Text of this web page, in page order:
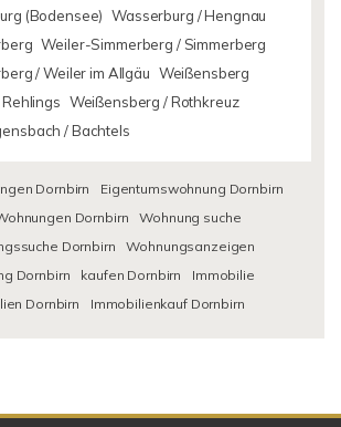
(Bodensee) Wasserburg / Hengnau
Weiler-Simmerberg / Simmerberg
/ Weiler im Allgäu Weißensberg
Weißensberg / Rothkreuz
/ Bachtels
Dornbirn
Eigentumswohnung Dornbirn
Dornbirn
Wohnung suche
Dornbirn
Wohnungsanzeigen
Dornbirn kaufen Dornbirn
Immobilie
Dornbirn Immobilienkauf Dornbirn